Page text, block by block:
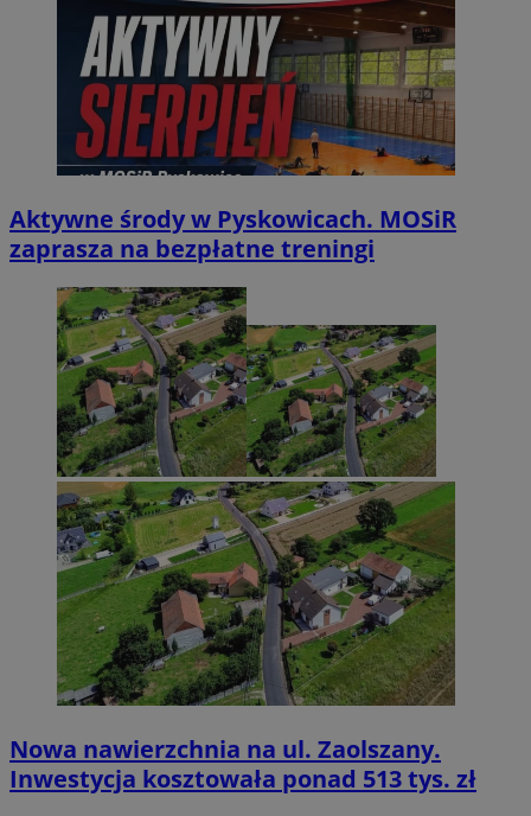
Aktywne środy w Pyskowicach. MOSiR
zaprasza na bezpłatne treningi
Nowa nawierzchnia na ul. Zaolszany.
Inwestycja kosztowała ponad 513 tys. zł